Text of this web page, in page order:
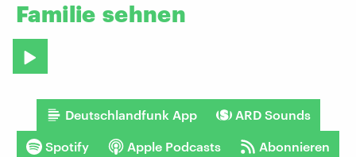
Familie sehnen
Deutschlandfunk App ARD Sounds
Spotify Apple Podcasts Abonnieren